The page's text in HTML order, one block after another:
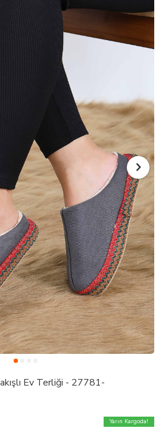
Ev Terliği - 27781-
Yarın Kargoda!